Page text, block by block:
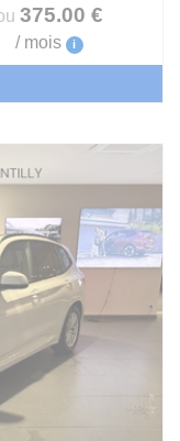
375.00 €
/ mois i